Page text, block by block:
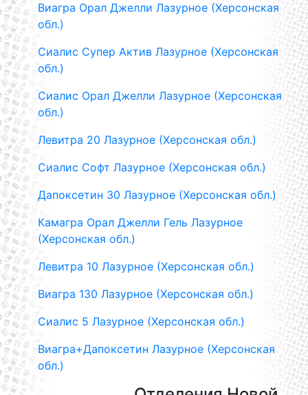
Виагра Орал Джелли Лазурное (Херсонская
обл.)
Сиалис Супер Актив Лазурное (Херсонская
обл.)
Сиалис Орал Джелли Лазурное (Херсонская
обл.)
Левитра 20 Лазурное (Херсонская обл.)
Сиалис Софт Лазурное (Херсонская обл.)
Дапоксетин 30 Лазурное (Херсонская обл.)
Камагра Орал Джелли Гель Лазурное
(Херсонская обл.)
Левитра 10 Лазурное (Херсонская обл.)
Виагра 130 Лазурное (Херсонская обл.)
Сиалис 5 Лазурное (Херсонская обл.)
Виагра+Дапоксетин Лазурное (Херсонская
обл.)